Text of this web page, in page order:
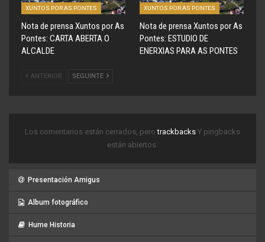
XUNTOS POR AS PONTES
Nota de prensa Xuntos por As
Pontes: CARTA ABERTA O
ALCALDE
XUNTOS POR AS PONTES
Nota de prensa Xuntos por As
Pontes: ESTUDIO DE
ENERXIAS PARA AS PONTES
ANTERIOR SEGUINTE
Los comentarios están cerrados, perotrackbacks Y pingbacks
están abiertos.
Presentación Amigus
Album fotográfico
Hume Historia